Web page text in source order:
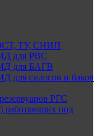
ТУ, СНИП
для РВС
для БАГВ
для силосов и баков
РГС
работающих под